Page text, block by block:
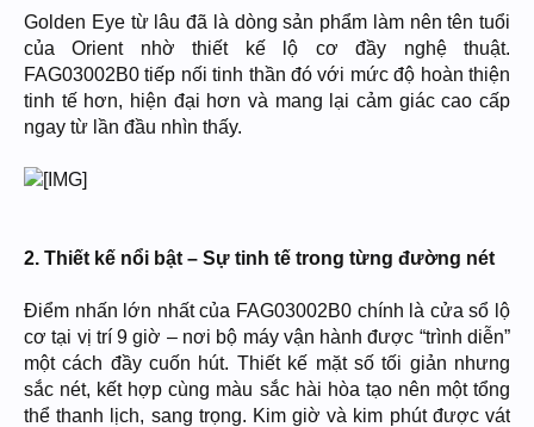
Golden Eye từ lâu đã là dòng sản phẩm làm nên tên tuổi
của Orient nhờ thiết kế lộ cơ đầy nghệ thuật.
FAG03002B0 tiếp nối tinh thần đó với mức độ hoàn thiện
tinh tế hơn, hiện đại hơn và mang lại cảm giác cao cấp
ngay từ lần đầu nhìn thấy.
2. Thiết kế nổi bật – Sự tinh tế trong từng đường nét
Điểm nhấn lớn nhất của FAG03002B0 chính là cửa sổ lộ
cơ tại vị trí 9 giờ – nơi bộ máy vận hành được “trình diễn”
một cách đầy cuốn hút. Thiết kế mặt số tối giản nhưng
sắc nét, kết hợp cùng màu sắc hài hòa tạo nên một tổng
thể thanh lịch, sang trọng. Kim giờ và kim phút được vát